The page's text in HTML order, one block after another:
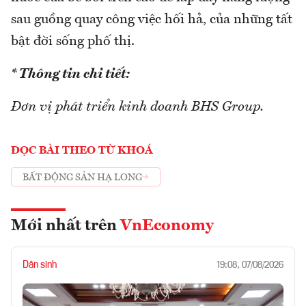
sau guồng quay công việc hối hả, của những tất
bật đời sống phố thị.
* Thông tin chi tiết:
Đơn vị phát triển kinh doanh BHS Group.
ĐỌC BÀI THEO TỪ KHOÁ
BẤT ĐỘNG SẢN HẠ LONG
Mới nhất trên VnEconomy
Dân sinh 19:08, 07/08/2026